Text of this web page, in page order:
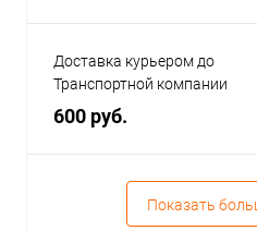
Доставка курьером до
Транспортной компании
600 руб.
Показать